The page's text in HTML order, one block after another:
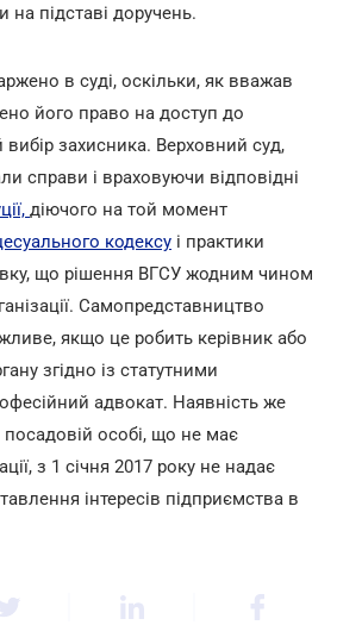
на підставі доручень.
в суді, оскільки, як вважав
його право на доступ до
вибір захисника. Верховний суд,
справи і враховуючи відповідні
діючого на той момент
кодексу і практики
що рішення ВГСУ жодним чином
Самопредставництво
якщо це робить керівник або
згідно із статутними
адвокат. Наявність же
особі, що не має
з 1 січня 2017 року не надає
інтересів підприємства в